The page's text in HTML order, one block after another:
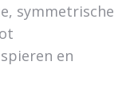
symmetrische
en